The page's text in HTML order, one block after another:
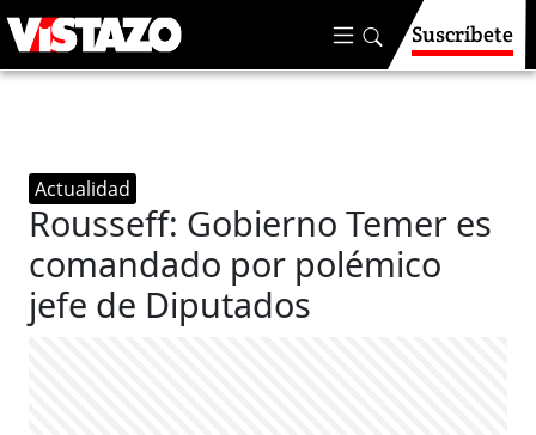
Suscríbete
Actualidad
Rousseff: Gobierno Temer es
comandado por polémico
jefe de Diputados